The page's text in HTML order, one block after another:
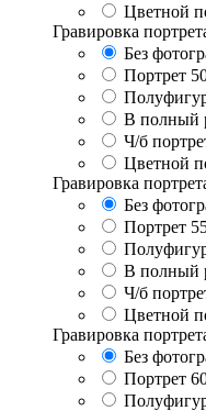
Цветной
Гравировка
Без
Портрет
В полный
Ч/б
Цветной
Гравировка
Без
Портрет
В полный
Ч/б
Цветной
Гравировка
Без
Портрет